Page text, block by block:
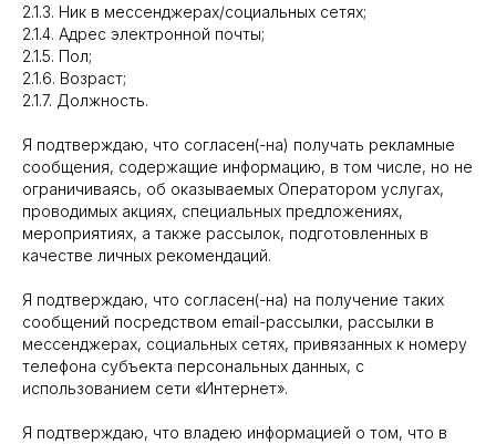
2.1.3. Ник в мессенджерах/социальных сетях;
2.1.4. Адрес электронной почты;
2.1.5. Пол;
2.1.6. Возраст;
2.1.7. Должность.
Я подтверждаю, что согласен(-на) получать рекламные
сообщения, содержащие информацию, в том числе, но не
ограничиваясь, об оказываемых Оператором услугах,
проводимых акциях, специальных предложениях,
мероприятиях, а также рассылок, подготовленных в
качестве личных рекомендаций.
Я подтверждаю, что согласен(-на) на получение таких
сообщений посредством email-рассылки, рассылки в
мессенджерах, социальных сетях, привязанных к номеру
телефона субъекта персональных данных, с
использованием сети «Интернет».
Я подтверждаю, что владею информацией о том, что в